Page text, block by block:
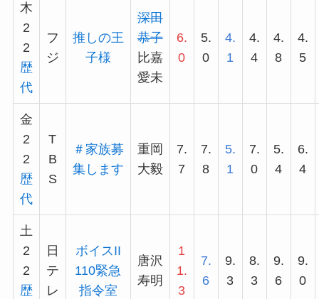
木
2
2
歴
代
フ
ジ
推しの王
子様
深田
恭子
比嘉
愛未
6.
0
5.
0
4.
1
4.
4
4.
8
4.
5
金
2
2
歴
代
T
B
S
＃家族募
集します
重岡
大毅
7.
7
7.
8
5.
1
7.
0
5.
4
6.
4
土
2
2
歴
日
テ
レ
ボイスII
110緊急
指令室
唐沢
寿明
1
1.
3
7.
6
9.
3
8.
3
9.
6
9.
0